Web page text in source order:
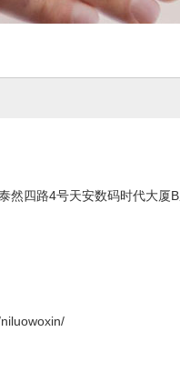
然四路4号天安数码时代大厦